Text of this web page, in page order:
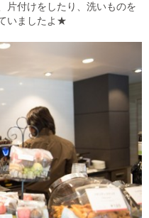
片付けをしたり、洗いものを
いましたよ★